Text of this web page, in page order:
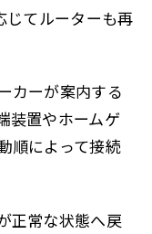
じてルーターも再
カーが案内する
装置やホームゲ
順によって接続
正常な状態へ戻